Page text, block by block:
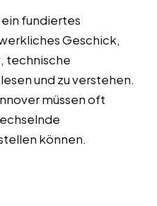
fundiertes
Geschick,
technische
und zu verstehen.
müssen oft
können.